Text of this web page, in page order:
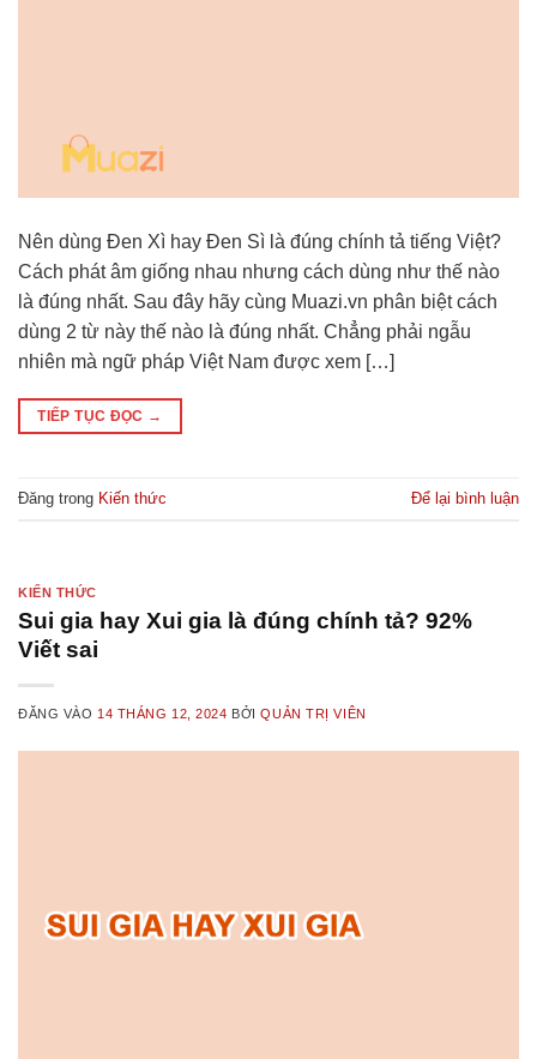
Nên dùng Đen Xì hay Đen Sì là đúng chính tả tiếng Việt?
Cách phát âm giống nhau nhưng cách dùng như thế nào
là đúng nhất. Sau đây hãy cùng Muazi.vn phân biệt cách
dùng 2 từ này thế nào là đúng nhất. Chẳng phải ngẫu
nhiên mà ngữ pháp Việt Nam được xem […]
TIẾP TỤC ĐỌC →
Đăng trong Kiến thức Để lại bình luận
KIẾN THỨC
Sui gia hay Xui gia là đúng chính tả? 92%
Viết sai
ĐĂNG VÀO 14 THÁNG 12, 2024 BỞIQUẢN TRỊ VIÊN